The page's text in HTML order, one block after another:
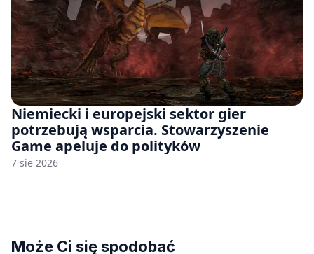
Niemiecki i europejski sektor gier
potrzebują wsparcia. Stowarzyszenie
Game apeluje do polityków
7 sie 2026
Może Ci się spodobać